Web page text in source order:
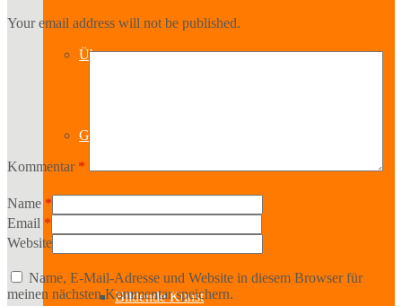
Über uns
Geschichte
Sparten
Bildende Kunst
Your email address will not be published.
Kommentar *
Name *
Email *
Website
Name, E-Mail-Adresse und Website in diesem Browser für
meinen nächsten Kommentar speichern.